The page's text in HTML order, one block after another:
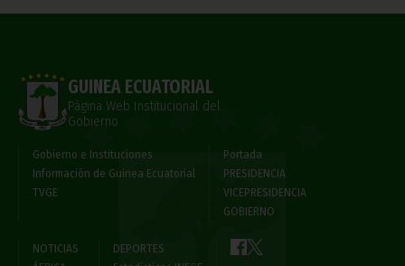
GUINEA ECUATORIAL
Página Web Institucional del
Gobierno
Gobierno e Instituciones
Información de Guinea Ecuatorial
TVGE
Portada
PRESIDENCIA
VICEPRESIDENCIA
GOBIERNO
NOTICIAS
DEPORTES